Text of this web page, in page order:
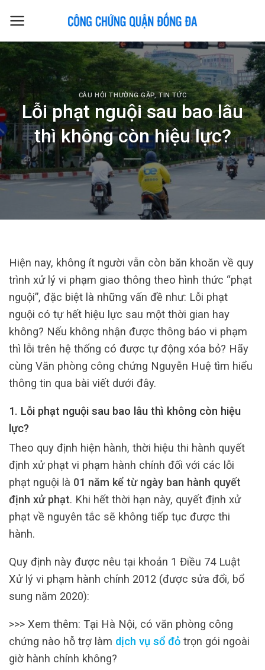
CÂU HỎI THƯỜNG GẶP,TIN TỨC
Lỗi phạt nguội sau bao lâu
thì không còn hiệu lực?
Hiện nay, không ít người vẫn còn băn khoăn về quy
trình xử lý vi phạm giao thông theo hình thức “phạt
nguội”, đặc biệt là những vấn đề như: Lỗi phạt
nguội có tự hết hiệu lực sau một thời gian hay
không? Nếu không nhận được thông báo vi phạm
thì lỗi trên hệ thống có được tự động xóa bỏ? Hãy
cùng Văn phòng công chứng Nguyễn Huệ tìm hiểu
thông tin qua bài viết dưới đây.
1. Lỗi phạt nguội sau bao lâu thì không còn hiệu
lực?
Theo quy định hiện hành, thời hiệu thi hành quyết
định xử phạt vi phạm hành chính đối với các lỗi
phạt nguội là 01 năm kể từ ngày ban hành quyết
định xử phạt. Khi hết thời hạn này, quyết định xử
phạt về nguyên tắc sẽ không tiếp tục được thi
hành.
Quy định này được nêu tại khoản 1 Điều 74 Luật
Xử lý vi phạm hành chính 2012 (được sửa đổi, bổ
sung năm 2020):
>>> Xem thêm: Tại Hà Nội, có văn phòng công
chứng nào hỗ trợ làm dịch vụ sổ đỏ trọn gói ngoài
giờ hành chính không?